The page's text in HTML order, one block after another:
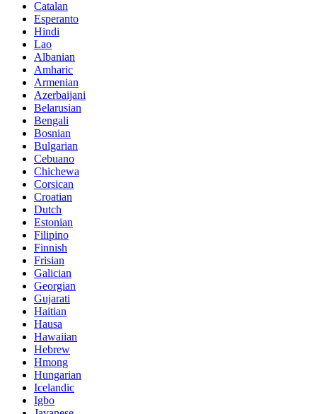
Catalan
Esperanto
Hindi
Lao
Albanian
Amharic
Armenian
Azerbaijani
Belarusian
Bengali
Bosnian
Bulgarian
Cebuano
Chichewa
Corsican
Croatian
Dutch
Estonian
Filipino
Finnish
Frisian
Galician
Georgian
Gujarati
Haitian
Hausa
Hawaiian
Hebrew
Hmong
Hungarian
Icelandic
Igbo